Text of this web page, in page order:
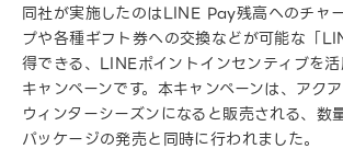
同社が実施したのはLINE Pay残高へのチャ
プや各種ギフト券への交換などが可能な「
得できる、LINEポイントインセンティブを
キャンペーンです。本キャンペーンは、アク
ウィンターシーズンになると販売される、数
パッケージの発売と同時に行われました。